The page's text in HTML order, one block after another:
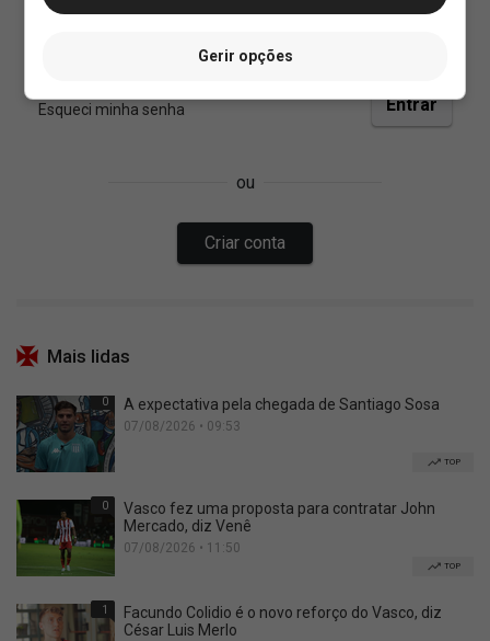
Mais lidas
0 A expectativa pela chegada de Santiago Sosa
07/08/2026 • 09:53
TOP
0
Vasco fez uma proposta para contratar John
Mercado, diz Venê
07/08/2026 • 11:50
TOP
1
Facundo Colidio é o novo reforço do Vasco, diz
César Luis Merlo
Gerir opções